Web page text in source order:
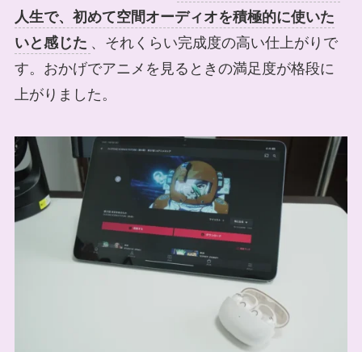
人生で、初めて空間オーディオを積極的に使いた
いと感じた 、それくらい完成度の高い仕上がりで
す。おかげでアニメを見るときの満足度が格段に
上がりました。